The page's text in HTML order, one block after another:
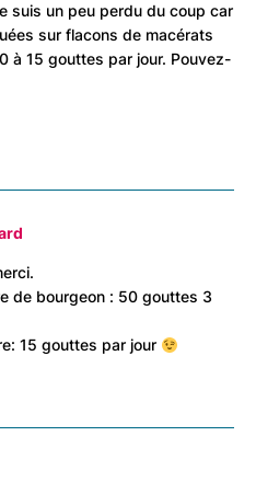
suis un peu perdu du coup car
sur flacons de macérats
à 15 gouttes par jour. Pouvez-
de bourgeon : 50 gouttes 3
15 gouttes par jour